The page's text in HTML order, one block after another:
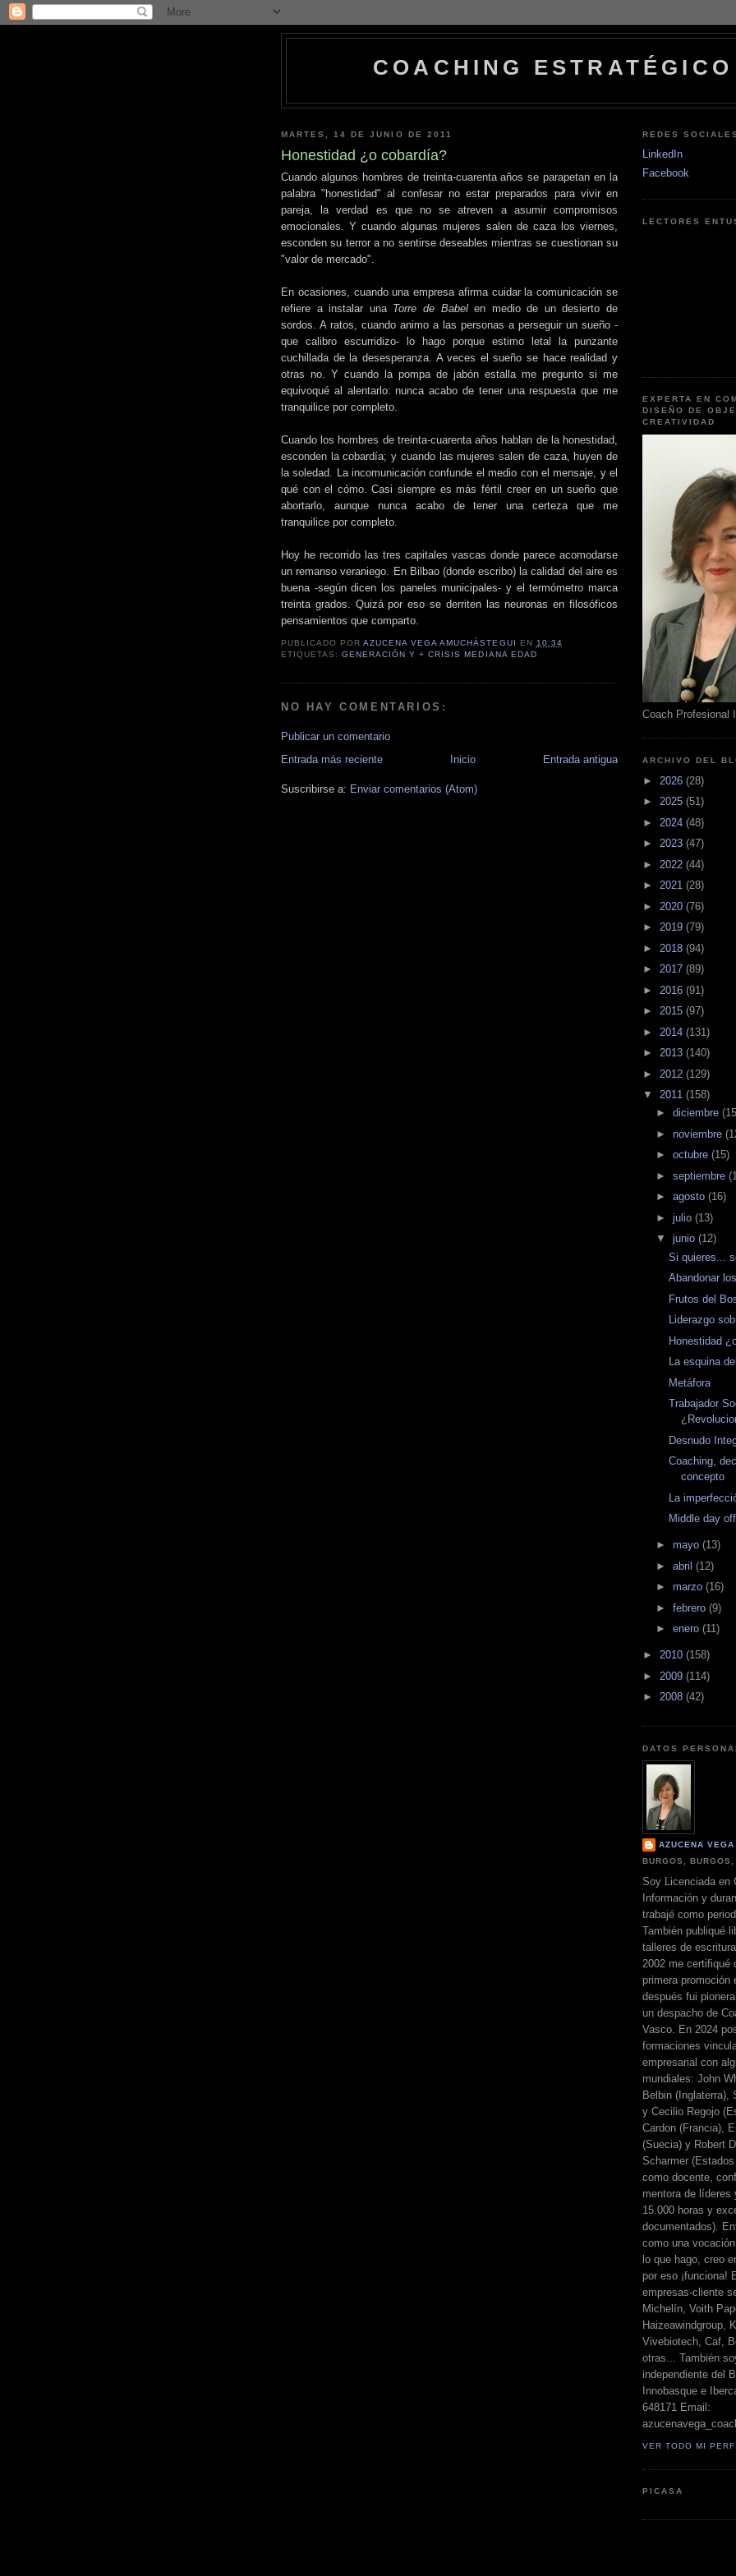
COACHING ESTRATÉGICO
MARTES, 14 DE JUNIO DE 2011
Honestidad ¿o cobardía?
Cuando algunos hombres de treinta-cuarenta años se parapetan en la
palabra "honestidad" al confesar no estar preparados para vivir en
pareja, la verdad es que no se atreven a asumir compromisos
emocionales. Y cuando algunas mujeres salen de caza los viernes,
esconden su terror a no sentirse deseables mientras se cuestionan su
"valor de mercado".
En ocasiones, cuando una empresa afirma cuidar la comunicación se
refiere a instalar una Torre de Babelen medio de un desierto de
sordos. A ratos, cuando animo a las personas a perseguir un sueño -
que calibro escurridizo- lo hago porque estimo letal la punzante
cuchillada de la desesperanza. A veces el sueño se hace realidad y
otras no. Y cuando la pompa de jabón estalla me pregunto si me
equivoqué al alentarlo: nunca acabo de tener una respuesta que me
tranquilice por completo.
Cuando los hombres de treinta-cuarenta años hablan de la honestidad,
esconden la cobardía; y cuando las mujeres salen de caza, huyen de
la soledad. La incomunicación confunde el medio con el mensaje, y el
qué con el cómo. Casi siempre es más fértil creer en un sueño que
abortarlo, aunque nunca acabo de tener una certeza que me
tranquilice por completo.
Hoy he recorrido las tres capitales vascas donde parece acomodarse
un remanso veraniego. En Bilbao (donde escribo) la calidad del aire es
buena -según dicen los paneles municipales- y el termómetro marca
treinta grados. Quizá por eso se derriten las neuronas en filosóficos
pensamientos que comparto.
PUBLICADO PORAZUCENA VEGA AMUCHÁSTEGUI EN 10:34
ETIQUETAS:GENERACIÓN Y + CRISIS MEDIANA EDAD
NO HAY COMENTARIOS:
Publicar un comentario
Entrada más reciente
Entrada antigua
Inicio
Suscribirse a: Enviar comentarios (Atom)
REDES
LinkedIn
Facebook
LECTORES
EXPERTA EN
DISEÑO DE
CREATIVIDAD
Coach Profesional
ARCHIVO DEL
► 2026 (28)
► 2025 (51)
► 2024 (48)
► 2023 (47)
► 2022 (44)
► 2021 (28)
► 2020 (76)
► 2019 (79)
► 2018 (94)
► 2017 (89)
► 2016 (91)
► 2015 (97)
► 2014 (131)
► 2013 (140)
► 2012 (129)
▼ 2011 (158)
► diciembre
► noviembre
► octubre (15)
► septiembre
► agosto (16)
► julio (13)
▼ junio (12)
Si quieres...
Abandonar
Frutos del
Liderazgo
Honestidad
La esquina
Metáfora
Trabajador
Desnudo
Coaching,
concepto
La
Middle day off
► mayo (13)
► abril (12)
► marzo (16)
► febrero (9)
► enero (11)
► 2010 (158)
► 2009 (114)
► 2008 (42)
DATOS
AZUCENA
BURGOS,
Soy Licenciada en
Información y
trabajé como
También publiqué
talleres de
2002 me certifiqué
primera promoción
después fui
un despacho de
Vasco. En 2024
formaciones
empresarial con
mundiales: John
Belbin (Inglaterra),
y Cecilio Regojo
Cardon (Francia),
(Suecia) y Robert
Scharmer
como docente,
mentora de líderes
15.000 horas y
documentados).
como una
lo que hago, creo
por eso ¡funciona!
empresas-cliente
Michelín, Voith
Haizeawindgroup,
Vivebiotech, Caf,
otras... También
independiente del
Innobasque e
648171 Email:
VER TODO MI
PICASA